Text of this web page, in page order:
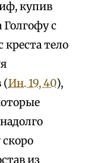
купив
с
креста тело
(Ин. 19, 40),
скоро
из